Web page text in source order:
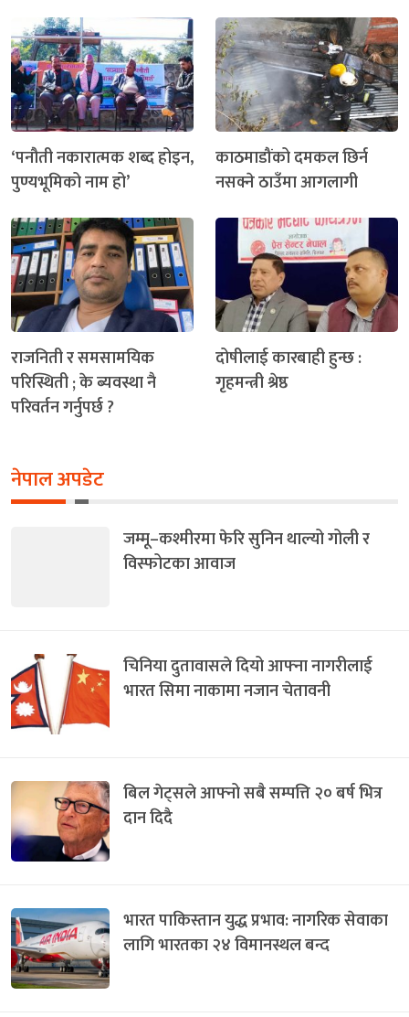
‘पनौती नकारात्मक शब्द होइन,
पुण्यभूमिको नाम हो’
काठमाडौंको दमकल छिर्न
नसक्ने ठाउँमा आगलागी
राजनिती र समसामयिक
परिस्थिती ; के ब्यवस्था नै
परिवर्तन गर्नुपर्छ ?
दोषीलाई कारबाही हुन्छ :
गृहमन्त्री श्रेष्ठ
नेपाल अपडेट
जम्मू–कश्मीरमा फेरि सुनिन थाल्यो गोली र
विस्फोटका आवाज
चिनिया दुतावासले दियो आफ्ना नागरीलाई
भारत सिमा नाकामा नजान चेतावनी
बिल गेट्सले आफ्नो सबै सम्पत्ति २० बर्ष भित्र
दान दिदै
भारत पाकिस्तान युद्ध प्रभाव: नागरिक सेवाका
लागि भारतका २४ विमानस्थल बन्द